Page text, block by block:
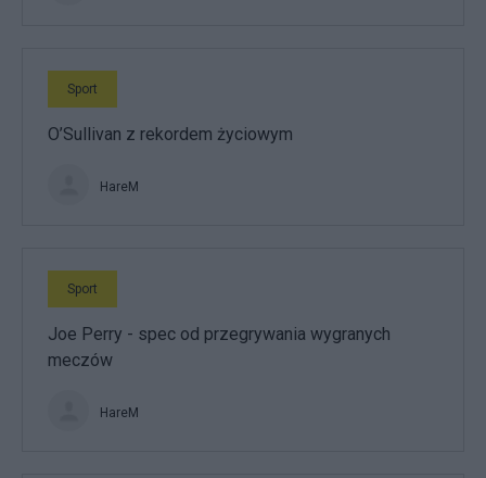
Sport
O’Sullivan z rekordem życiowym
HareM
Sport
Joe Perry - spec od przegrywania wygranych
meczów
HareM